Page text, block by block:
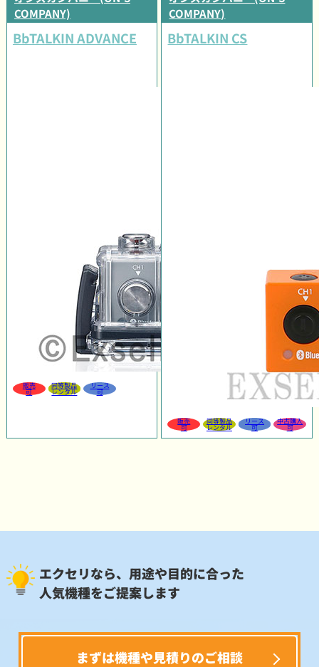
COMPANY)
BbTALKIN ADVANCE
販売
可
同等製品
レンタル
リース
可
COMPANY)
BbTALKIN CS
販売
可
同等製品
レンタル
リース
可
中古購入
可
エクセリなら、用途や目的に合った
人気機種をご提案します
まずは機種や見積りのご相談